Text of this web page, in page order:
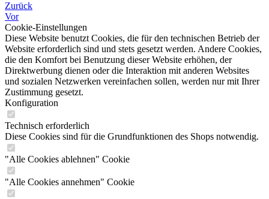
Zurück
Vor
Cookie-Einstellungen
Diese Website benutzt Cookies, die für den technischen Betrieb der
Website erforderlich sind und stets gesetzt werden. Andere Cookies,
die den Komfort bei Benutzung dieser Website erhöhen, der
Direktwerbung dienen oder die Interaktion mit anderen Websites
und sozialen Netzwerken vereinfachen sollen, werden nur mit Ihrer
Zustimmung gesetzt.
Konfiguration
Technisch erforderlich
Diese Cookies sind für die Grundfunktionen des Shops notwendig.
"Alle Cookies ablehnen" Cookie
"Alle Cookies annehmen" Cookie